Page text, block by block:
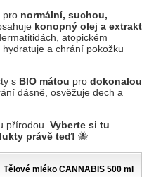
pro normální, suchou,
konopný olej a extrakt
atopickém
a chrání pokožku
s BIO mátou pro dokonalou
dásně, osvěžuje dech a
přírodou. Vyberte si tu
právě teď! 🐝
Tělové mléko CANNABIS 500 ml